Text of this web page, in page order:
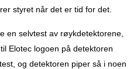
styret når det er tid for det.
en selvtest av røykdetektorene,
Elotec logoen på detektoren
og detektoren piper så i noen